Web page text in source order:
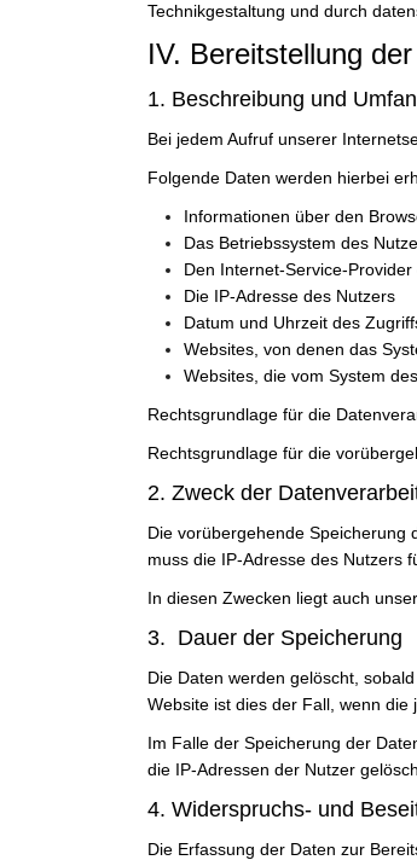
Technikgestaltung und durch
IV. Bereitstellung
1. Beschreibung und
Bei jedem Aufruf unserer
Folgende Daten werden hierbei
Informationen über den
Das Betriebssystem des
Den Internet-Service-
Die IP-Adresse des Nutzers
Datum und Uhrzeit des
Websites, von denen das
Websites, die vom System
Rechtsgrundlage für die
Rechtsgrundlage für die
2. Zweck der
Die vorübergehende Speicherung
muss die IP-Adresse des Nutzers
In diesen Zwecken liegt auch
3. Dauer der Speicherung
Die Daten werden gelöscht,
Website ist dies der Fall, wenn die
Im Falle der Speicherung der
die IP-Adressen der Nutzer
4. Widerspruchs- und
Die Erfassung der Daten zur